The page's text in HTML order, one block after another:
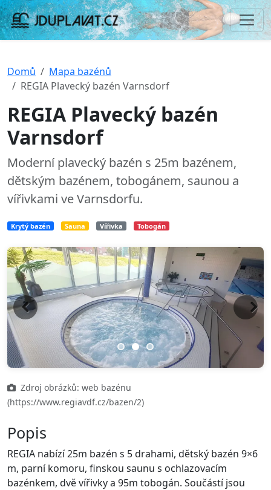
Domů
Mapa bazénů
REGIA Plavecký bazén Varnsdorf
REGIA Plavecký bazén
Varnsdorf
Moderní plavecký bazén s 25m bazénem,
dětským bazénem, tobogánem, saunou a
vířivkami ve Varnsdorfu.
Krytý bazén Sauna Vířivka Tobogán
Previous Next
Zdroj obrázků: web bazénu
(https://www.regiavdf.cz/bazen/2)
Popis
REGIA nabízí 25m bazén s 5 drahami, dětský bazén 9×6
m, parní komoru, finskou saunu s ochlazovacím
bazénkem, dvě vířivky a 95m tobogán. Součástí jsou